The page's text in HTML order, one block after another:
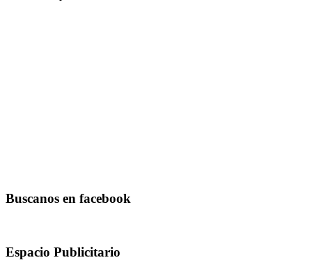
Buscanos en facebook
Espacio Publicitario